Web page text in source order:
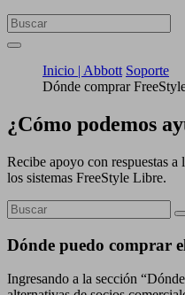
Inicio | Abbott Soporte
Dónde comprar
¿Cómo podemos
Recibe apoyo con respuestas a
los sistemas FreeStyle Libre.
Dónde puedo comprar
Ingresando a la sección